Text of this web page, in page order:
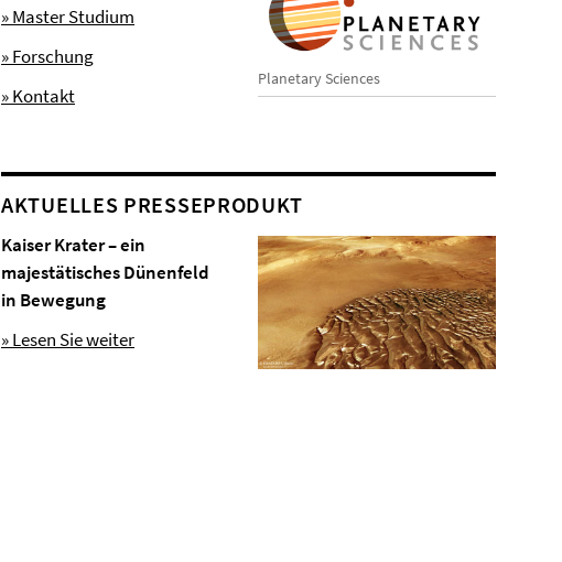
Planetary Sciences
» Master Studium
» Forschung
» Kontakt
AKTUELLES PRESSEPRODUKT
Kaiser Krater – ein
majestätisches Dünenfeld
in Bewegung
» Lesen Sie weiter